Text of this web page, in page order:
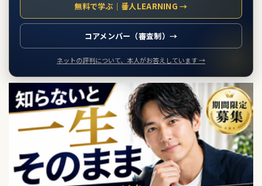
無料で学ぶ｜番人LEARNING →
コアメンバー（審査制）→
ネットの評判について、本人がお答えしています →